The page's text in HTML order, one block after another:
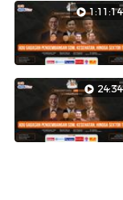
1:11:14
24:34